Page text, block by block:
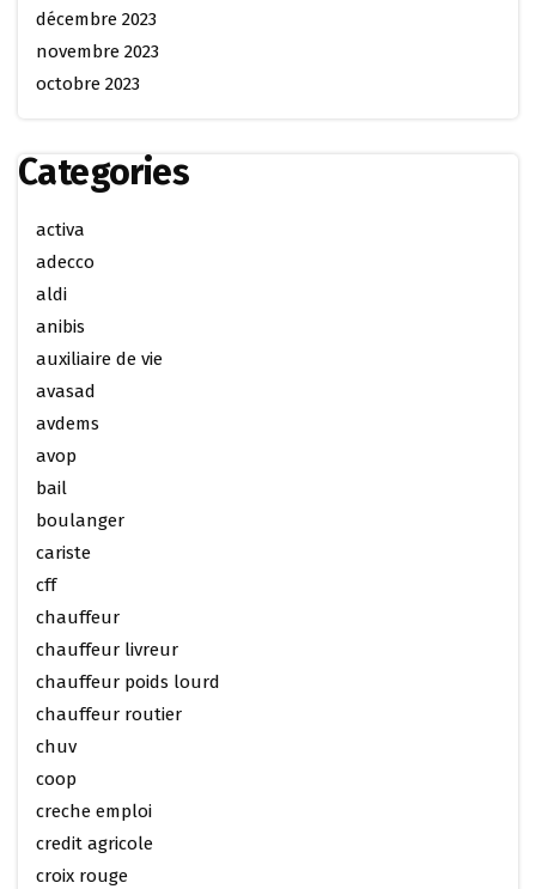
décembre 2023
novembre 2023
octobre 2023
Categories
activa
adecco
aldi
anibis
auxiliaire de vie
avasad
avdems
avop
bail
boulanger
cariste
cff
chauffeur
chauffeur livreur
chauffeur poids lourd
chauffeur routier
chuv
coop
creche emploi
credit agricole
croix rouge